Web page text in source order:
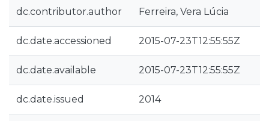
dc.contributor.author Ferreira, Vera Lúcia
dc.date.accessioned 2015-07-23T12:55:55Z
dc.date.available 2015-07-23T12:55:55Z
dc.date.issued 2014